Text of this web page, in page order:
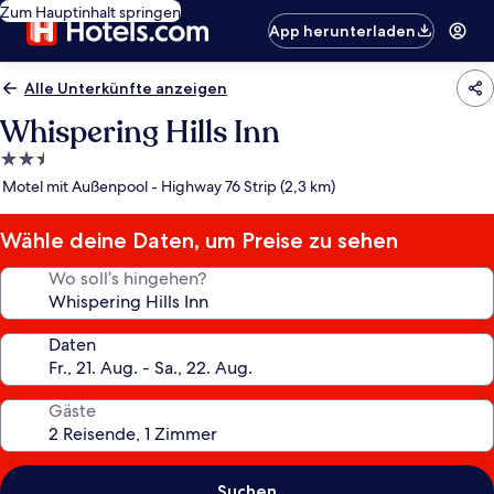
Zum Hauptinhalt springen
App herunterladen
Alle Unterkünfte anzeigen
Whispering Hills Inn
2.5-
Sterne-
Motel mit Außenpool - Highway 76 Strip (2,3 km)
Wähle deine Daten, um Preise zu sehen
Wo soll’s hingehen?
Daten
Gäste